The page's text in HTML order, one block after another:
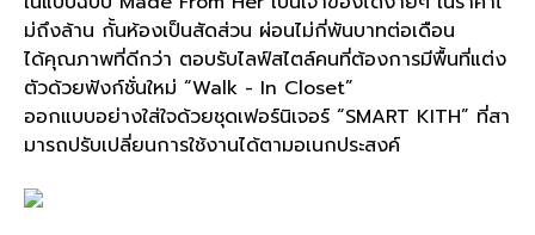
ม่ถึงล้าน กั้นห้องเป็นสัดส่วน ผ่อนไม่กี่พันบาทต่อเดือน
ได้คุณภาพที่ดีกว่า ตอบรับไลฟ์สไตล์คนที่ต้องการมีพื้นที่แต่ง
ตัวด้วยฟังก์ชั่นใหม่ “Walk - In Closet”
ออกแบบอย่างใส่ใจด้วยชุดเฟอร์นิเจอร์ “SMART KITH” ที่สา
มารถปรับเปลี่ยนการใช้งานได้ตามอเนกประสงค์